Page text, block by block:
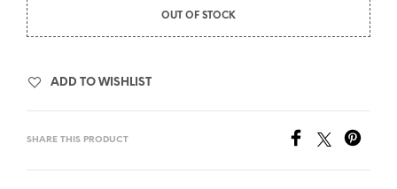
OUT OF STOCK
ADD TO WISHLIST
SHARE THIS PRODUCT